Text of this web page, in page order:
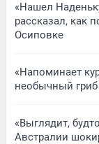
«Нашел
рассказал, как
Осиповке
«Напоминает
необычный гриб
«Выглядит,
Австралии